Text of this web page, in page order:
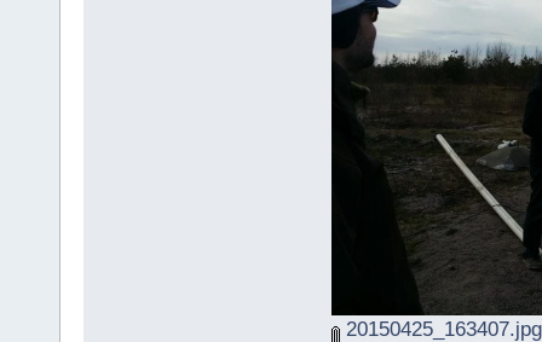
20150425_163407.jpg